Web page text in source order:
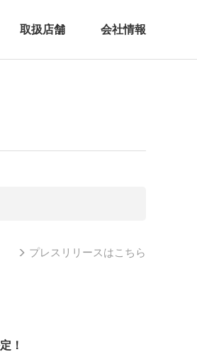
取扱店舗 会社情報
プレスリリースはこちら
！